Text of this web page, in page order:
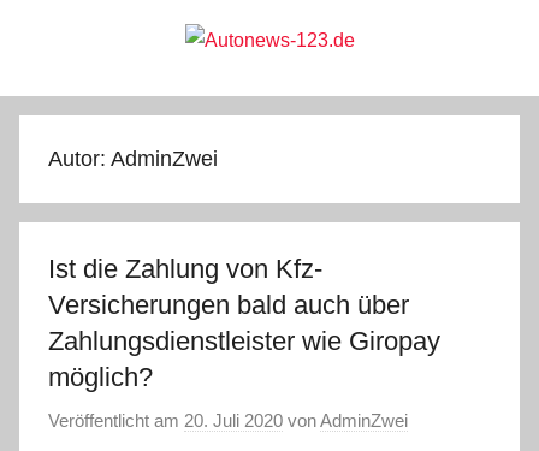
Autonews-
123.de
Autor: AdminZwei
Ist die Zahlung von Kfz-
Versicherungen bald auch über
Zahlungsdienstleister wie Giropay
möglich?
Veröffentlicht am 20. Juli 2020 vonAdminZwei